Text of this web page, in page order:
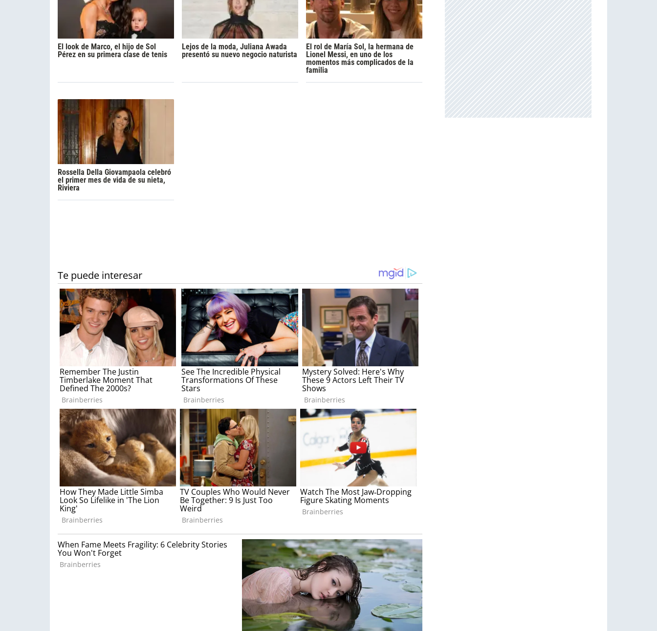
El look de Marco, el hijo de Sol
Pérez en su primera clase de tenis
Lejos de la moda, Juliana Awada
presentó su nuevo negocio naturista
El rol de María Sol, la hermana de
Lionel Messi, en uno de los
momentos más complicados de la
familia
Rossella Della Giovampaola celebró
el primer mes de vida de su nieta,
Riviera